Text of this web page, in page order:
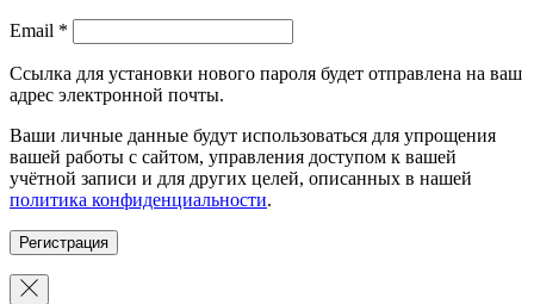
Email *
Ссылка для установки нового пароля будет отправлена ​​на ваш
адрес электронной почты.
Ваши личные данные будут использоваться для упрощения
вашей работы с сайтом, управления доступом к вашей
учётной записи и для других целей, описанных в нашей
политика конфиденциальности.
Регистрация